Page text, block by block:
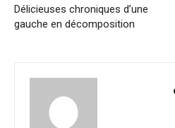
Délicieuses chroniques d’une
gauche en décomposition